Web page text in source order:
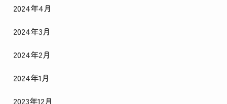
2024年4月
2024年3月
2024年2月
2024年1月
2023年12月